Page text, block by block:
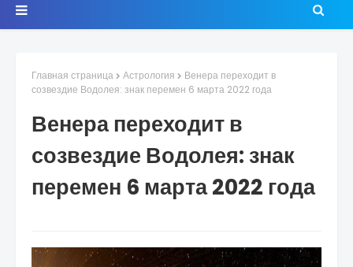
Главная страница Астрология
Венера переходит в
созвездие Водолея: знак перемен 6 марта 2022 года
Венера переходит в
созвездие Водолея: знак
перемен 6 марта 2022 года